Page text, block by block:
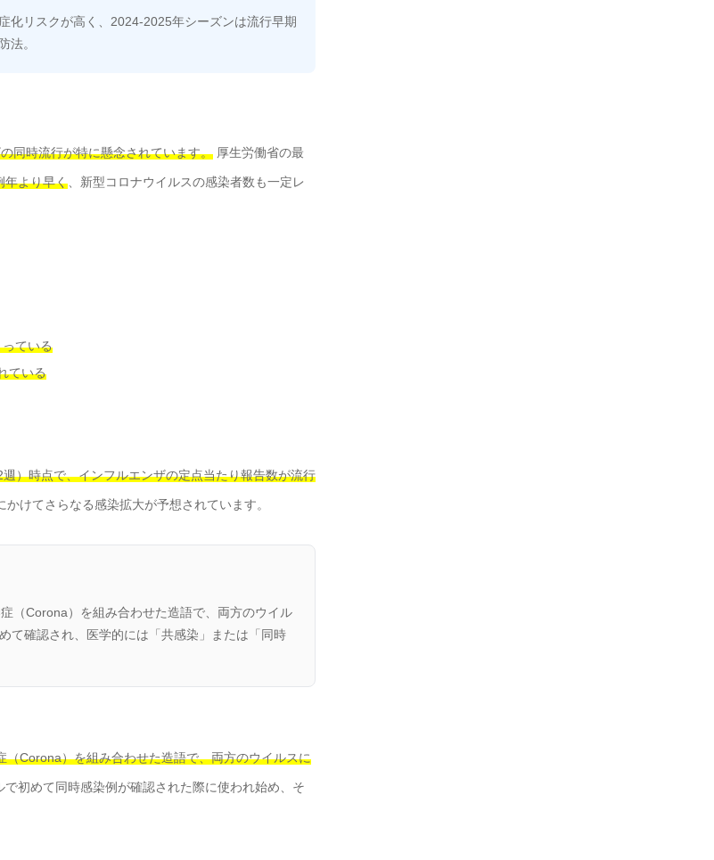
化リスクが高く、2024-2025年シーズンは流行早期
法。
同時流行が特に懸念されています。 厚生労働省の最
年より早く 、新型コロナウイルスの感染者数も一定レ
ている
ている
）時点で、インフルエンザの定点当たり報告数が流行
かけてさらなる感染拡大が予想されています。
（Corona）を組み合わせた造語で、両方のウイル
て確認され、医学的には「共感染」または「同時
Corona）を組み合わせた造語で、両方のウイルスに
初めて同時感染例が確認された際に使われ始め、そ